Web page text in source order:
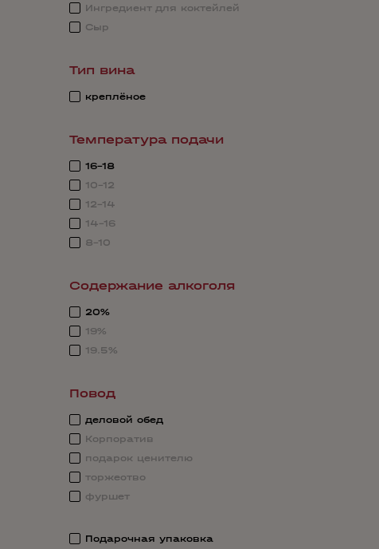
Ингредиент для коктейлей
Сыр
Тип вина
креплёное
Температура подачи
16-18
10-12
12-14
14-16
8-10
Содержание алкоголя
20%
19%
19.5%
Повод
деловой обед
Корпоратив
подарок ценителю
торжество
фуршет
Подарочная упаковка